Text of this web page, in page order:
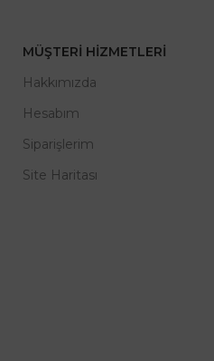
MÜŞTERI HIZMETLERI
Hakkımızda
Hesabım
Siparişlerim
Site Haritası